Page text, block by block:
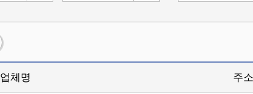
업체명 주